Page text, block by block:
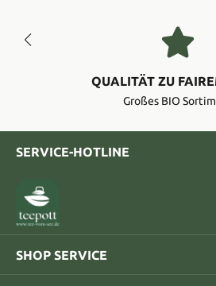
QUALITÄT ZU
Großes BIO
SERVICE-HOTLINE
SHOP SERVICE